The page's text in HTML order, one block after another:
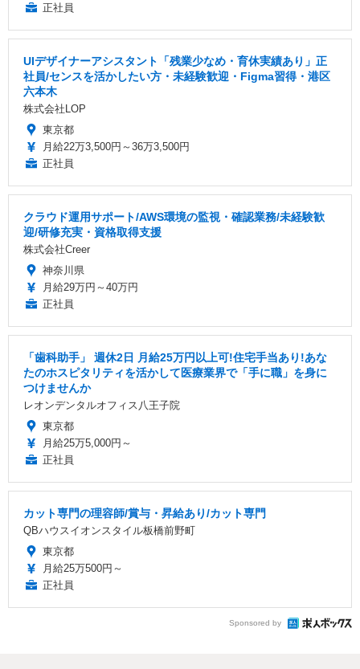
正社員
UIデザイナーアシスタント「残業少なめ・育休実績あり」正
社員/センスを活かしたい方・未経験歓迎・Figma習得・港区
六本木
株式会社LOP
東京都
月給22万3,500円～36万3,500円
正社員
クラウド運用サポート/AWS環境の監視・確認業務/未経験歓
迎/研修充実・資格取得支援
株式会社Creer
神奈川県
月給29万円～40万円
正社員
「歯科助手」 週休2日 ️月給25万円以上可!住宅手当あり!あな
たのホスピタリティを活かして医療業界で「手に職」を身に
つけませんか
レオンデンタルオフィス八王子院
東京都
月給25万5,000円～
正社員
カット専門の理容師/賞与・昇給あり/カット専門
QBハウスイオンスタイル板橋前野町
東京都
月給25万500円～
正社員
Sponsored by